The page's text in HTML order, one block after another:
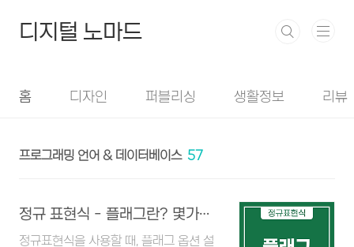
디지털 노마드
홈 디자인 퍼블리싱 생활정보 리뷰
프로그래밍 언어 & 데이터베이스 57
정규 표현식 - 플래그란? 몇가지 플래그 옵션 소개
정규표현식을 사용할 때, 플래그 옵션 설